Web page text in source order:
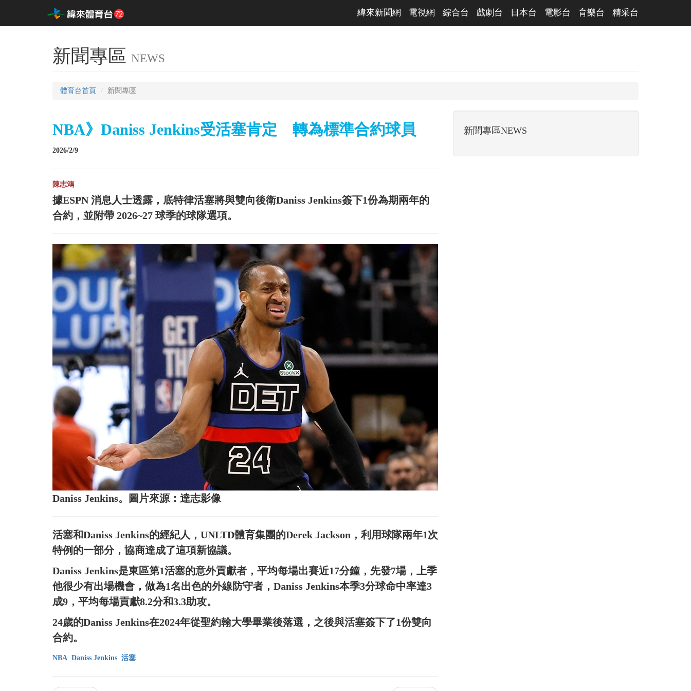
緯來新聞網 電視網 綜合台 戲劇台 日本台 電影台 育樂台 精采台
新聞專區 NEWS
體育台首頁 新聞專區
NBA》Daniss Jenkins受活塞肯定 轉為標準合約球員
2026/2/9
陳志鴻
據ESPN 消息人士透露，底特律活塞將與雙向後衛Daniss Jenkins簽下1份為期兩年的
合約，並附帶 2026~27 球季的球隊選項。
Daniss Jenkins。圖片來源：達志影像
活塞和Daniss Jenkins的經紀人，UNLTD體育集團的Derek Jackson，利用球隊兩年1次
特例的一部分，協商達成了這項新協議。
Daniss Jenkins是東區第1活塞的意外貢獻者，平均每場出賽近17分鐘，先發7場，上季
他很少有出場機會，做為1名出色的外線防守者，Daniss Jenkins本季3分球命中率達3
成9，平均每場貢獻8.2分和3.3助攻。
24歲的Daniss Jenkins在2024年從聖約翰大學畢業後落選，之後與活塞簽下了1份雙向
合約。
NBA Daniss Jenkins 活塞
新聞專區NEWS